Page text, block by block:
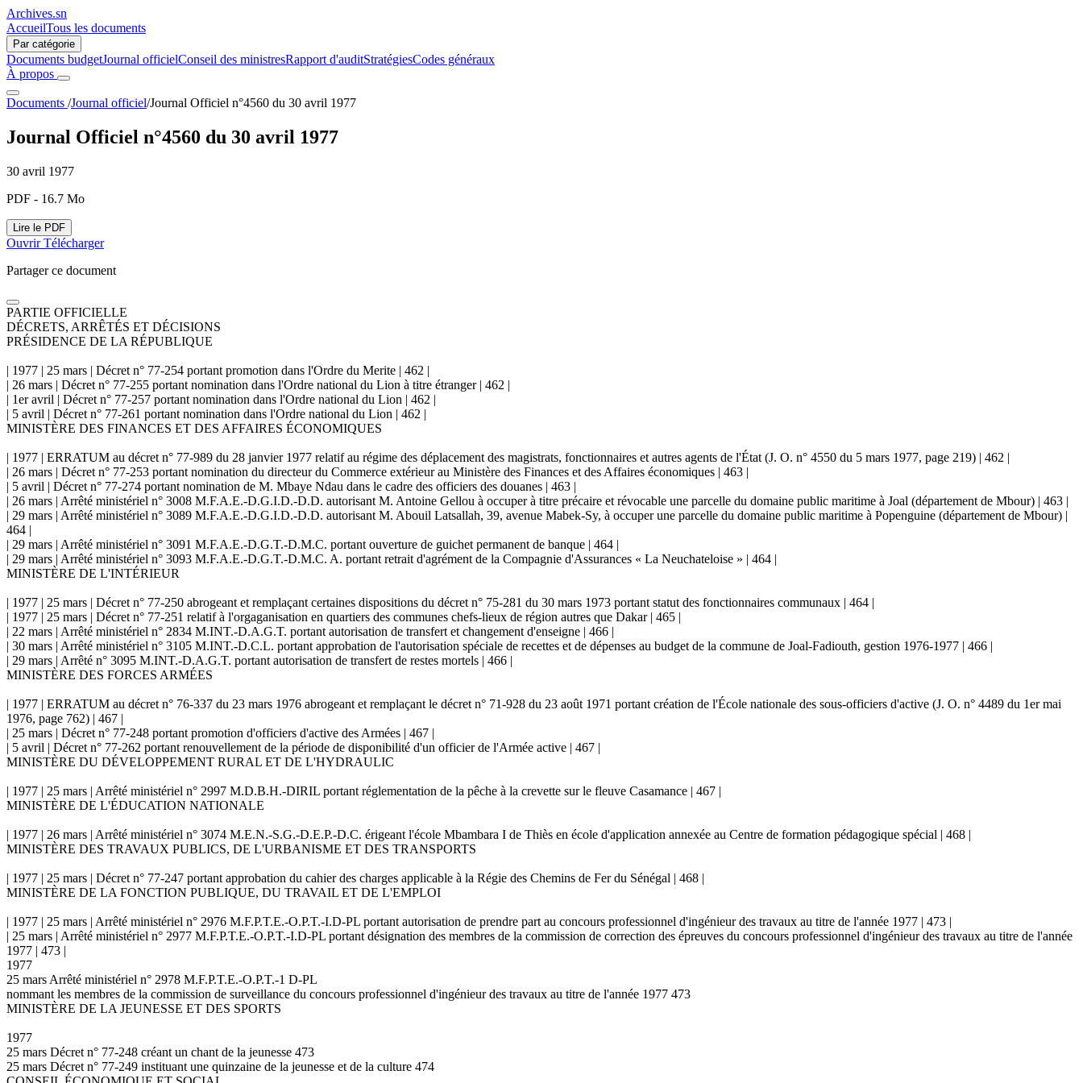
Archives.sn
AccueilTous les documents
Par catégorie
Documents budgetJournal officielConseil des ministresRapport d'auditStratégiesCodes généraux
À propos
Documents /Journal officiel/Journal Officiel n°4560 du 30 avril 1977
Journal Officiel n°4560 du 30 avril 1977
30 avril 1977
PDF - 16.7 Mo
Lire le PDF
OuvrirTélécharger
Partager ce document
PARTIE OFFICIELLE
DÉCRETS, ARRÊTÉS ET DÉCISIONS
PRÉSIDENCE DE LA RÉPUBLIQUE
| 1977 | 25 mars | Décret n° 77-254 portant promotion dans l'Ordre du Merite | 462 |
| 26 mars | Décret n° 77-255 portant nomination dans l'Ordre national du Lion à titre étranger | 462 |
| 1er avril | Décret n° 77-257 portant nomination dans l'Ordre national du Lion | 462 |
| 5 avril | Décret n° 77-261 portant nomination dans l'Ordre national du Lion | 462 |
MINISTÈRE DES FINANCES ET DES AFFAIRES ÉCONOMIQUES
| 1977 | ERRATUM au décret n° 77-989 du 28 janvier 1977 relatif au régime des déplacement des magistrats, fonctionnaires et autres agents de l'État (J. O. n° 4550 du 5 mars 1977, page 219) | 462 |
| 26 mars | Décret n° 77-253 portant nomination du directeur du Commerce extérieur au Ministère des Finances et des Affaires économiques | 463 |
| 5 avril | Décret n° 77-274 portant nomination de M. Mbaye Ndau dans le cadre des officiers des douanes | 463 |
| 26 mars | Arrêté ministériel n° 3008 M.F.A.E.-D.G.I.D.-D.D. autorisant M. Antoine Gellou à occuper à titre précaire et révocable une parcelle du domaine public maritime à Joal (département de Mbour) | 463 |
| 29 mars | Arrêté ministériel n° 3089 M.F.A.E.-D.G.I.D.-D.D. autorisant M. Abouil Latsallah, 39, avenue Mabek-Sy, à occuper une parcelle du domaine public maritime à Popenguine (département de Mbour) |
464 |
| 29 mars | Arrêté ministériel n° 3091 M.F.A.E.-D.G.T.-D.M.C. portant ouverture de guichet permanent de banque | 464 |
| 29 mars | Arrêté ministériel n° 3093 M.F.A.E.-D.G.T.-D.M.C. A. portant retrait d'agrément de la Compagnie d'Assurances « La Neuchateloise » | 464 |
MINISTÈRE DE L'INTÉRIEUR
| 1977 | 25 mars | Décret n° 77-250 abrogeant et remplaçant certaines dispositions du décret n° 75-281 du 30 mars 1973 portant statut des fonctionnaires communaux | 464 |
| 1977 | 25 mars | Décret n° 77-251 relatif à l'orgaganisation en quartiers des communes chefs-lieux de région autres que Dakar | 465 |
| 22 mars | Arrêté ministériel n° 2834 M.INT.-D.A.G.T. portant autorisation de transfert et changement d'enseigne | 466 |
| 30 mars | Arrêté ministériel n° 3105 M.INT.-D.C.L. portant approbation de l'autorisation spéciale de recettes et de dépenses au budget de la commune de Joal-Fadiouth, gestion 1976-1977 | 466 |
| 29 mars | Arrêté n° 3095 M.INT.-D.A.G.T. portant autorisation de transfert de restes mortels | 466 |
MINISTÈRE DES FORCES ARMÉES
| 1977 | ERRATUM au décret n° 76-337 du 23 mars 1976 abrogeant et remplaçant le décret n° 71-928 du 23 août 1971 portant création de l'École nationale des sous-officiers d'active (J. O. n° 4489 du 1er mai
1976, page 762) | 467 |
| 25 mars | Décret n° 77-248 portant promotion d'officiers d'active des Armées | 467 |
| 5 avril | Décret n° 77-262 portant renouvellement de la période de disponibilité d'un officier de l'Armée active | 467 |
MINISTÈRE DU DÉVELOPPEMENT RURAL ET DE L'HYDRAULIC
| 1977 | 25 mars | Arrêté ministériel n° 2997 M.D.B.H.-DIRIL portant réglementation de la pêche à la crevette sur le fleuve Casamance | 467 |
MINISTÈRE DE L'ÉDUCATION NATIONALE
| 1977 | 26 mars | Arrêté ministériel n° 3074 M.E.N.-S.G.-D.E.P.-D.C. érigeant l'école Mbambara I de Thiès en école d'application annexée au Centre de formation pédagogique spécial | 468 |
MINISTÈRE DES TRAVAUX PUBLICS, DE L'URBANISME ET DES TRANSPORTS
| 1977 | 25 mars | Décret n° 77-247 portant approbation du cahier des charges applicable à la Régie des Chemins de Fer du Sénégal | 468 |
MINISTÈRE DE LA FONCTION PUBLIQUE, DU TRAVAIL ET DE L'EMPLOI
| 1977 | 25 mars | Arrêté ministériel n° 2976 M.F.P.T.E.-O.P.T.-I.D-PL portant autorisation de prendre part au concours professionnel d'ingénieur des travaux au titre de l'année 1977 | 473 |
| 25 mars | Arrêté ministériel n° 2977 M.F.P.T.E.-O.P.T.-I.D-PL portant désignation des membres de la commission de correction des épreuves du concours professionnel d'ingénieur des travaux au titre de l'année
1977 | 473 |
1977
25 mars Arrêté ministériel n° 2978 M.F.P.T.E.-O.P.T.-1 D-PL
nommant les membres de la commission de surveillance du concours professionnel d'ingénieur des travaux au titre de l'année 1977 473
MINISTÈRE DE LA JEUNESSE ET DES SPORTS
1977
25 mars Décret n° 77-248 créant un chant de la jeunesse 473
25 mars Décret n° 77-249 instituant une quinzaine de la jeunesse et de la culture 474